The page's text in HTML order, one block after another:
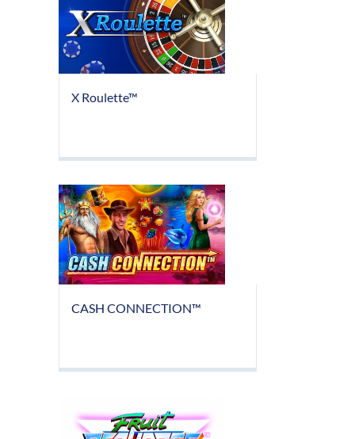
X Roulette™
CASH CONNECTION™